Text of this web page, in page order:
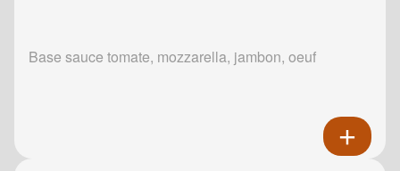
Base sauce tomate, mozzarella, jambon, oeuf